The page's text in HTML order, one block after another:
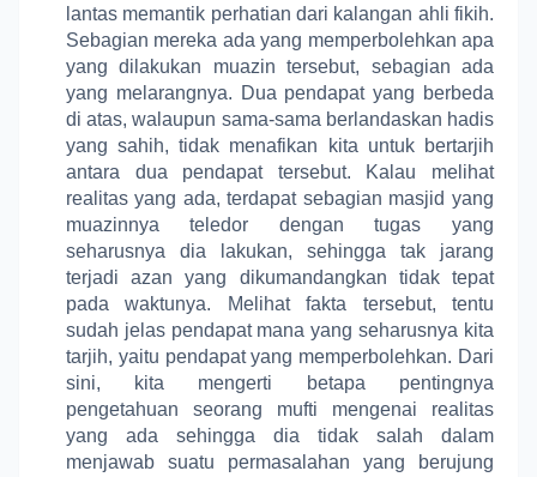
lantas memantik perhatian dari kalangan ahli fikih.
Sebagian mereka ada yang memperbolehkan apa
yang dilakukan muazin tersebut, sebagian ada
yang melarangnya. Dua pendapat yang berbeda
di atas, walaupun sama-sama berlandaskan hadis
yang sahih, tidak menafikan kita untuk bertarjih
antara dua pendapat tersebut. Kalau melihat
realitas yang ada, terdapat sebagian masjid yang
muazinnya teledor dengan tugas yang
seharusnya dia lakukan, sehingga tak jarang
terjadi azan yang dikumandangkan tidak tepat
pada waktunya. Melihat fakta tersebut, tentu
sudah jelas pendapat mana yang seharusnya kita
tarjih, yaitu pendapat yang memperbolehkan. Dari
sini, kita mengerti betapa pentingnya
pengetahuan seorang mufti mengenai realitas
yang ada sehingga dia tidak salah dalam
menjawab suatu permasalahan yang berujung